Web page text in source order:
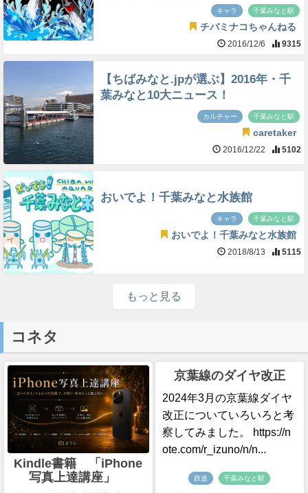
キャラ 千葉みなと駅
チバミナコちゃんねる
2016/12/6 9315
【ちばみなと.jpが選ぶ】2016年・千
葉みなと10大ニュース！
カルチャー 千葉みなと駅
caretaker
2016/12/22 5102
おいでよ！千葉みなと水族館
キャラ 千葉みなと駅
おいでよ！千葉みなと水族館
2018/8/13 5115
もっと見る
コネタ
Kindle書籍 「iPhone
写真上達講座」
京葉線のダイヤ改正
2024年3月の京葉線ダイヤ
改正についていろいろと考
察してみました。 https://n
ote.com/r_izuno/n/n...
鉄道 千葉みなと駅